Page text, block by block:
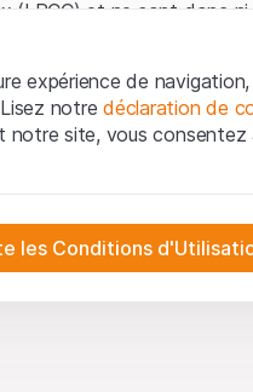
(LPCC) et ne sont donc ni
(FINMA) ni enregistrés
"Site Web"), vous
les notes
les droits d'auteur, de
expérience de
Lisez notredéclaration de
site, vous consentez
Internet et ne peuvent pas
les Conditions